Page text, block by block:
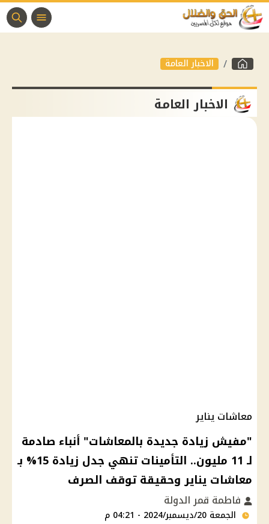
الاخبار العامة
الاخبار العامة
معاشات يناير
"مفيش زيادة جديدة بالمعاشات" أنباء صادمة
لـ 11 مليون.. التأمينات تنهي جدل زيادة 15% بـ
معاشات يناير وحقيقة توقف الصرف
فاطمة قمر الدولة
الجمعة 20/ديسمبر/2024 - 04:21 م